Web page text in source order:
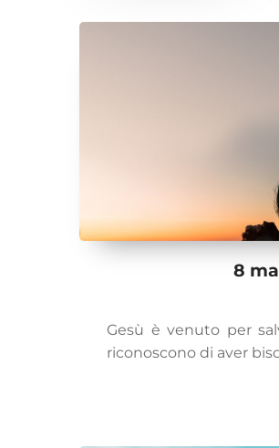
8
Gesù è venuto per
riconoscono di aver